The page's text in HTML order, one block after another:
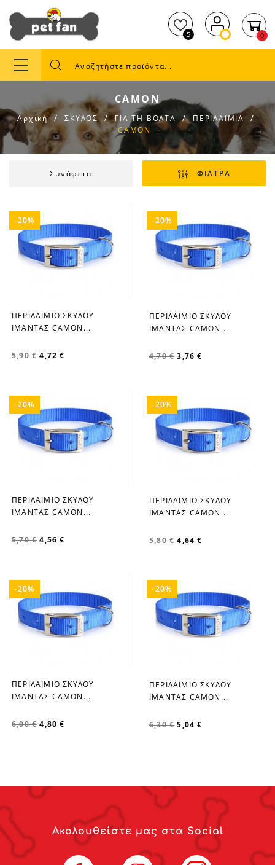
5 0
CAMON
Αρχική ΣΚΥΛΟΣ ΓΙΑ ΤΗ ΒΟΛΤΑ
ΠΕΡΙΛΑΙΜΙΑ
CAMON
Συνάφεια ΦΙΛΤΡΑ
favorite_border
ΠΕΡΙΛΑΙΜΙΟ ΣΚΥΛΟΥ
ΙΜΑΝΤΑΣ CAMON...
5,90 € 4,72 €
-20%
favorite_border
ΠΕΡΙΛΑΙΜΙΟ ΣΚΥΛΟΥ
ΙΜΑΝΤΑΣ CAMON...
4,70 € 3,76 €
-20%
favorite_border
ΠΕΡΙΛΑΙΜΙΟ ΣΚΥΛΟΥ
ΙΜΑΝΤΑΣ CAMON...
5,70 € 4,56 €
-20%
favorite_border
ΠΕΡΙΛΑΙΜΙΟ ΣΚΥΛΟΥ
ΙΜΑΝΤΑΣ CAMON...
5,80 € 4,64 €
-20%
favorite_border
ΠΕΡΙΛΑΙΜΙΟ ΣΚΥΛΟΥ
ΙΜΑΝΤΑΣ CAMON...
6,00 € 4,80 €
-20%
favorite_border
ΠΕΡΙΛΑΙΜΙΟ ΣΚΥΛΟΥ
ΙΜΑΝΤΑΣ CAMON...
6,30 € 5,04 €
-20%
Ακολουθείστε μας στα Social
Facebook YouTube Instagram